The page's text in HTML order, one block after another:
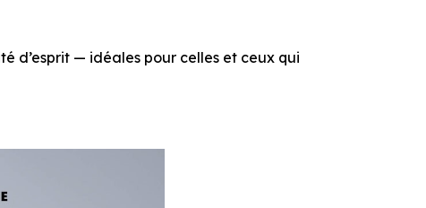
d’esprit — idéales pour celles et ceux qui